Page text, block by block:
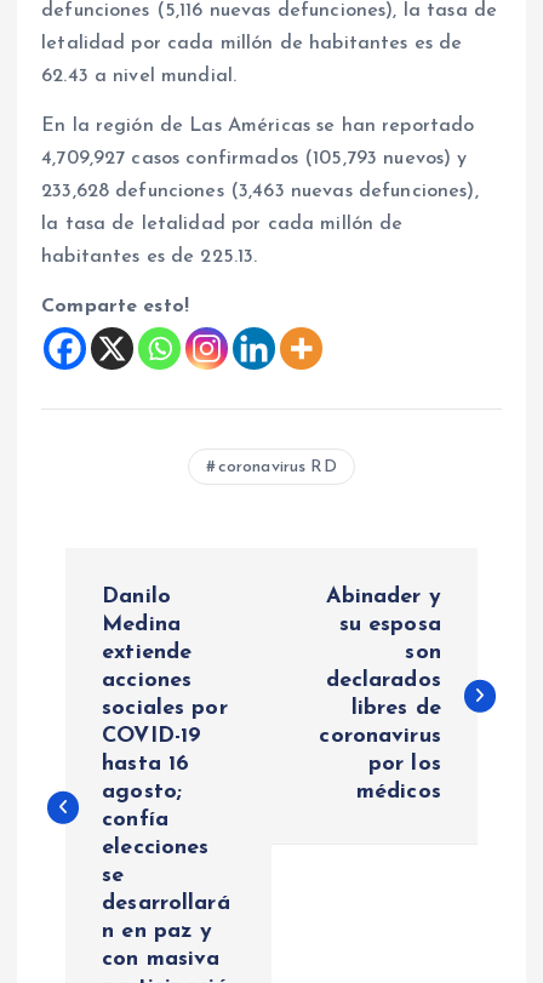
defunciones (5,116 nuevas defunciones), la tasa de
letalidad por cada millón de habitantes es de
62.43 a nivel mundial.
En la región de Las Américas se han reportado
4,709,927 casos confirmados (105,793 nuevos) y
233,628 defunciones (3,463 nuevas defunciones),
la tasa de letalidad por cada millón de
habitantes es de 225.13.
Comparte esto!
coronavirus RD
g
Danilo
Medina
extiende
acciones
sociales por
COVID-19
hasta 16
agosto;
confía
elecciones
se
desarrollará
n en paz y
con masiva
Abinader y
su esposa
son
declarados
libres de
coronavirus
por los
médicos